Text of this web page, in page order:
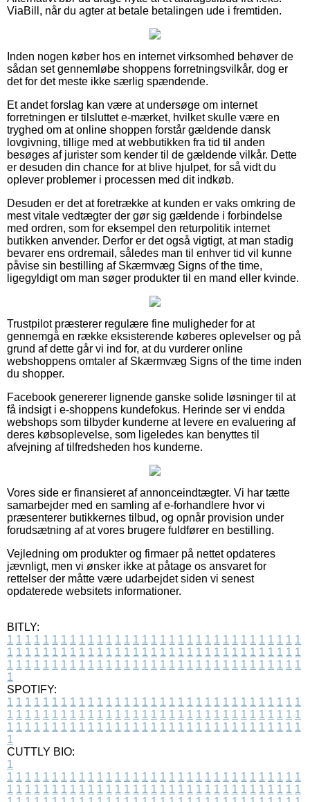
ViaBill, når du agter at betale betalingen ude i fremtiden.
Inden nogen køber hos en internet virksomhed behøver de
sådan set gennemløbe shoppens forretningsvilkår, dog er
det for det meste ikke særlig spændende.
Et andet forslag kan være at undersøge om internet
forretningen er tilsluttet e-mærket, hvilket skulle være en
tryghed om at online shoppen forstår gældende dansk
lovgivning, tillige med at webbutikken fra tid til anden
besøges af jurister som kender til de gældende vilkår. Dette
er desuden din chance for at blive hjulpet, for så vidt du
oplever problemer i processen med dit indkøb.
Desuden er det at foretrække at kunden er vaks omkring de
mest vitale vedtægter der gør sig gældende i forbindelse
med ordren, som for eksempel den returpolitik internet
butikken anvender. Derfor er det også vigtigt, at man stadig
bevarer ens ordremail, således man til enhver tid vil kunne
påvise sin bestilling af Skærmvæg Signs of the time,
ligegyldigt om man søger produkter til en mand eller kvinde.
Trustpilot præsterer regulære fine muligheder for at
gennemgå en række eksisterende køberes oplevelser og på
grund af dette går vi ind for, at du vurderer online
webshoppens omtaler af Skærmvæg Signs of the time inden
du shopper.
Facebook genererer lignende ganske solide løsninger til at
få indsigt i e-shoppens kundefokus. Herinde ser vi endda
webshops som tilbyder kunderne at levere en evaluering af
deres købsoplevelse, som ligeledes kan benyttes til
afvejning af tilfredsheden hos kunderne.
Vores side er finansieret af annonceindtægter. Vi har tætte
samarbejder med en samling af e-forhandlere hvor vi
præsenterer butikkernes tilbud, og opnår provision under
forudsætning af at vores brugere fuldfører en bestilling.
Vejledning om produkter og firmaer på nettet opdateres
jævnligt, men vi ønsker ikke at påtage os ansvaret for
rettelser der måtte være udarbejdet siden vi senest
opdaterede websitets informationer.
BITLY:
1 1 1 1 1 1 1 1 1 1 1 1 1 1 1 1 1 1 1 1 1 1 1 1 1 1 1 1 1 1 1 1 1
1 1 1 1 1 1 1 1 1 1 1 1 1 1 1 1 1 1 1 1 1 1 1 1 1 1 1 1 1 1 1 1 1
1 1 1 1 1 1 1 1 1 1 1 1 1 1 1 1 1 1 1 1 1 1 1 1 1 1 1 1 1 1 1 1 1
1
SPOTIFY:
1 1 1 1 1 1 1 1 1 1 1 1 1 1 1 1 1 1 1 1 1 1 1 1 1 1 1 1 1 1 1 1 1
1 1 1 1 1 1 1 1 1 1 1 1 1 1 1 1 1 1 1 1 1 1 1 1 1 1 1 1 1 1 1 1 1
1 1 1 1 1 1 1 1 1 1 1 1 1 1 1 1 1 1 1 1 1 1 1 1 1 1 1 1 1 1 1 1 1
1
CUTTLY BIO:
1
1 1 1 1 1 1 1 1 1 1 1 1 1 1 1 1 1 1 1 1 1 1 1 1 1 1 1 1 1 1 1 1 1
1 1 1 1 1 1 1 1 1 1 1 1 1 1 1 1 1 1 1 1 1 1 1 1 1 1 1 1 1 1 1 1 1